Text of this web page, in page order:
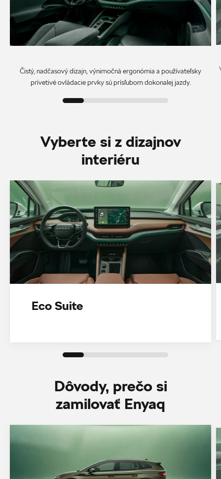
Čistý, nadčasový dizajn, výnimočná ergonómia a používateľsky
prívetivé ovládacie prvky sú prísľubom dokonalej jazdy.
Vyberte si z dizajnov
interiéru
Eco Suite
Dôvody, prečo si
zamilovať Enyaq